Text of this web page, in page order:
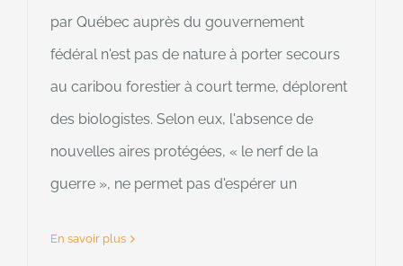
par Québec auprès du gouvernement
fédéral n'est pas de nature à porter secours
au caribou forestier à court terme, déplorent
des biologistes. Selon eux, l'absence de
nouvelles aires protégées, « le nerf de la
guerre », ne permet pas d'espérer un
En savoir plus